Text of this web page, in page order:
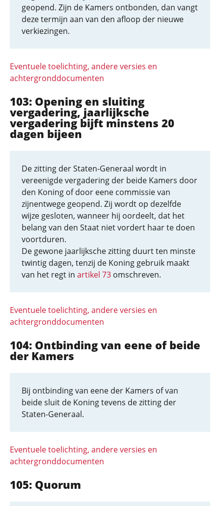
geopend. Zijn de Kamers ontbonden, dan vangt
deze termijn aan van den afloop der nieuwe
verkiezingen.
Eventuele toelichting, andere versies en
achtergronddocumenten
103: Opening en sluiting
vergadering, jaarlijksche
vergadering bijft minstens 20
dagen bijeen
De zitting der Staten-Generaal wordt in
vereenigde vergadering der beide Kamers door
den Koning of door eene commissie van
zijnentwege geopend. Zij wordt op dezelfde
wijze gesloten, wanneer hij oordeelt, dat het
belang van den Staat niet vordert haar te doen
voortduren.
De gewone jaarlijksche zitting duurt ten minste
twintig dagen, tenzij de Koning gebruik maakt
van het regt in artikel 73 omschreven.
Eventuele toelichting, andere versies en
achtergronddocumenten
104: Ontbinding van eene of beide
der Kamers
Bij ontbinding van eene der Kamers of van
beide sluit de Koning tevens de zitting der
Staten-Generaal.
Eventuele toelichting, andere versies en
achtergronddocumenten
105: Quorum